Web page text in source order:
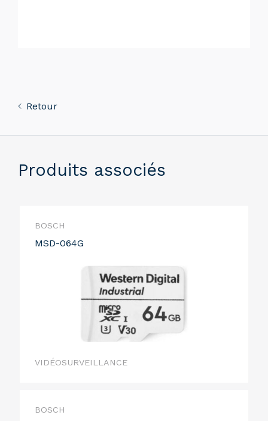
Retour
Produits associés
BOSCH
MSD-064G
VIDÉOSURVEILLANCE
BOSCH